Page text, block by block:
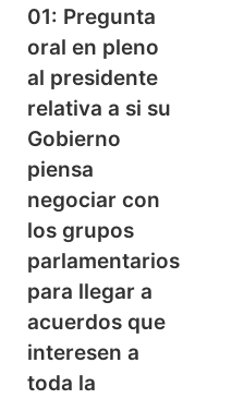
01: Pregunta
oral en pleno
al presidente
relativa a si su
Gobierno
piensa
negociar con
los grupos
parlamentarios
para llegar a
acuerdos que
interesen a
toda la